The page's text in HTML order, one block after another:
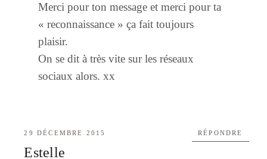
Merci pour ton message et merci pour ta
« reconnaissance » ça fait toujours
plaisir.
On se dit à très vite sur les réseaux
sociaux alors. xx
29 DÉCEMBRE 2015
Estelle
RÉPONDRE